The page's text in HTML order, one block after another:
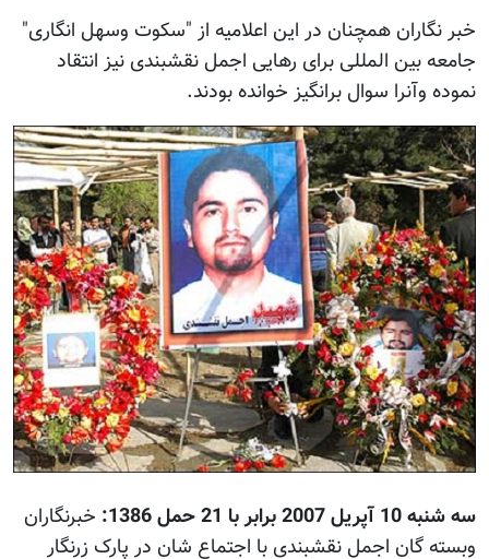
خبر نگاران همچنان در این اعلامیه از "سکوت وسهل انگاری"
جامعه بین المللی برای رهایی اجمل نقشبندی نیز انتقاد
نموده وآنرا سوال برانگیز خوانده بودند.
سه شنبه 10 آپریل 2007 برابر با 21 حمل 1386:
خبرنگاران
وبسته گان اجمل نقشبندی با اجتماع شان در پارک زرنگار